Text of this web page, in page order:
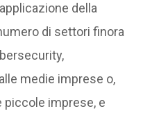
della
di settori finora
medie imprese o,
imprese, e